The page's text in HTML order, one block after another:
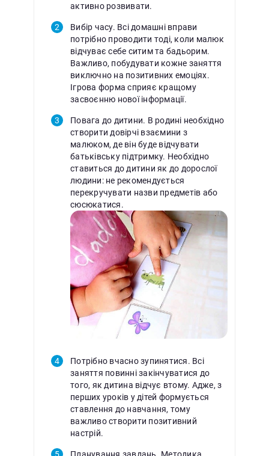
активно розвивати.
Вибір часу. Всі домашні вправи
потрібно проводити тоді, коли малюк
відчуває себе ситим та бадьорим.
Важливо, побудувати кожне заняття
виключно на позитивних емоціях.
Ігрова форма сприяє кращому
засвоєнню нової інформації.
Повага до дитини. В родині необхідно
створити довірчі взаємини з
малюком, де він буде відчувати
батьківську підтримку. Необхідно
ставиться до дитини як до дорослої
людини: не рекомендується
перекручувати назви предметів або
сюсюкатися.
Потрібно вчасно зупинятися. Всі
заняття повинні закінчуватися до
того, як дитина відчує втому. Адже, з
перших уроків у дітей формується
ставлення до навчання, тому
важливо створити позитивний
настрій.
Планування завдань. Методика